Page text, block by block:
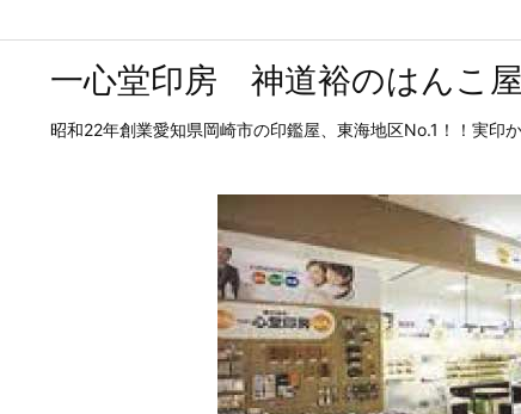
一心堂印房 神道裕のはんこ
昭和22年創業愛知県岡崎市の印鑑屋、東海地区No.1！！実印